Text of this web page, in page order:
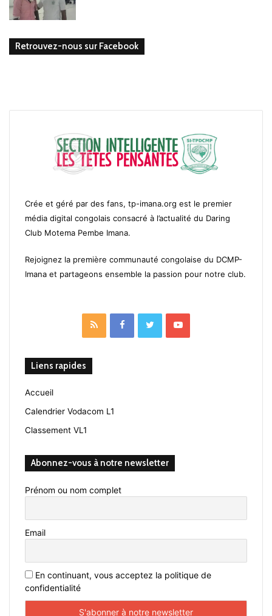
Retrouvez-nous sur Facebook
Crée et géré par des fans, tp-imana.org est le premier
média digital congolais consacré à l’actualité du Daring
Club Motema Pembe Imana.
Rejoignez la première communauté congolaise du DCMP-
Imana et partageons ensemble la passion pour notre club.
RSS FacebookTwitterYouTube
Liens rapides
Accueil
Calendrier Vodacom L1
Classement VL1
Abonnez-vous à notre newsletter
Prénom ou nom complet
Email
En continuant, vous acceptez la politique de
confidentialité